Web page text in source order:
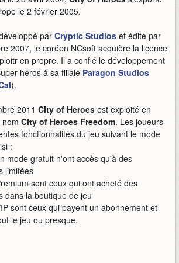
le 2 février 2005.
par Cryptic Studios et édité par
2007, le coréen NCsoft acquière la licence
en propre. Il a confié le développement
héros à sa filiale Paragon Studios
).
2011 City of Heroes est exploité en
City of Heroes Freedom. Les joueurs
fonctionnalités du jeu suivant le mode
:
mode gratuit n'ont accès qu'à des
limitées
sont ceux qui ont acheté des
dans la boutique de jeu
sont ceux qui payent un abonnement et
le jeu ou presque.